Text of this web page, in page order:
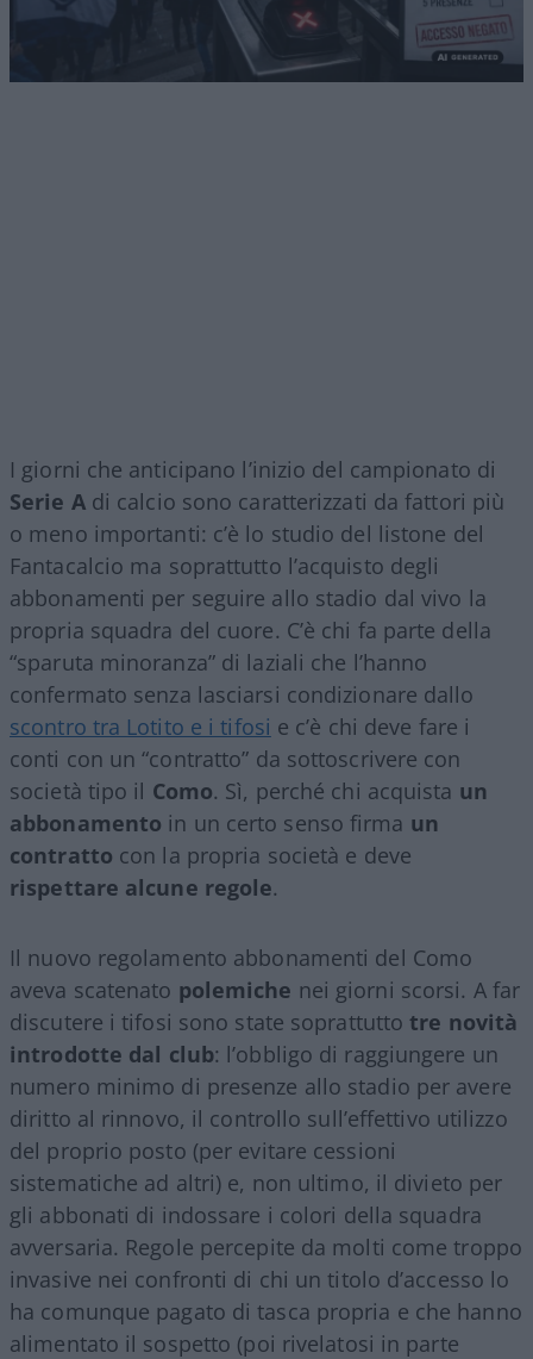
I giorni che anticipano l’inizio del campionato di
Serie Adi calcio sono caratterizzati da fattori più
o meno importanti: c’è lo studio del listone del
Fantacalcio ma soprattutto l’acquisto degli
abbonamenti per seguire allo stadio dal vivo la
propria squadra del cuore. C’è chi fa parte della
“sparuta minoranza” di laziali che l’hanno
confermato senza lasciarsi condizionare dallo
scontro tra Lotito e i tifosi e c’è chi deve fare i
conti con un “contratto” da sottoscrivere con
società tipo il Como. Sì, perché chi acquista un
abbonamento in un certo senso firma un
contratto con la propria società e deve
rispettare alcune regole.
Il nuovo regolamento abbonamenti del Como
aveva scatenato polemiche nei giorni scorsi. A far
discutere i tifosi sono state soprattutto tre novità
introdotte dal club: l’obbligo di raggiungere un
numero minimo di presenze allo stadio per avere
diritto al rinnovo, il controllo sull’effettivo utilizzo
del proprio posto (per evitare cessioni
sistematiche ad altri) e, non ultimo, il divieto per
gli abbonati di indossare i colori della squadra
avversaria. Regole percepite da molti come troppo
invasive nei confronti di chi un titolo d’accesso lo
ha comunque pagato di tasca propria e che hanno
alimentato il sospetto (poi rivelatosi in parte